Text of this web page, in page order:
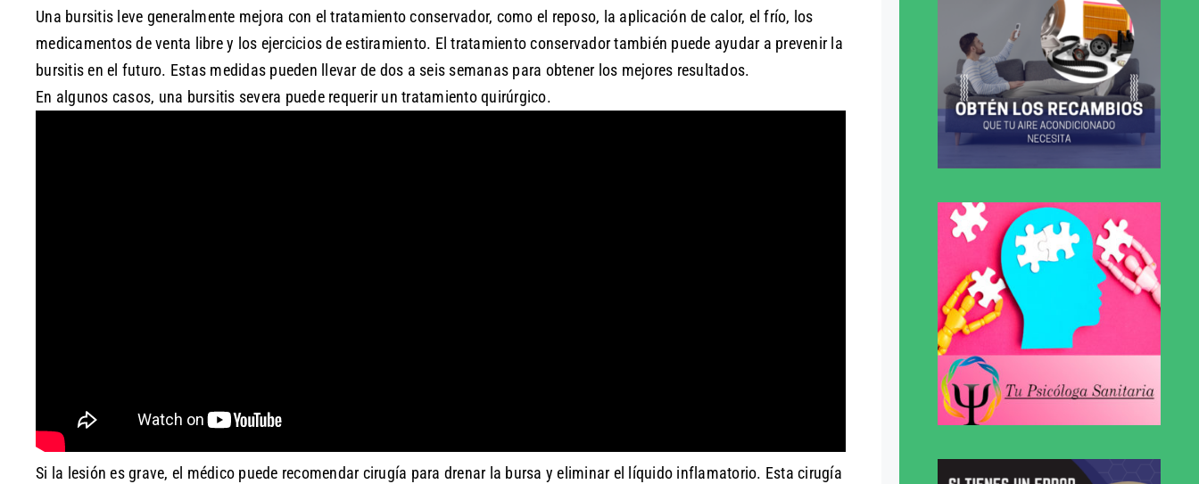
Una bursitis leve generalmente mejora con el tratamiento conservador, como el reposo, la aplicación de calor, el frío, los
medicamentos de venta libre y los ejercicios de estiramiento. El tratamiento conservador también puede ayudar a prevenir la
bursitis en el futuro. Estas medidas pueden llevar de dos a seis semanas para obtener los mejores resultados.
En algunos casos, una bursitis severa puede requerir un tratamiento quirúrgico.
Si la lesión es grave, el médico puede recomendar cirugía para drenar la bursa y eliminar el líquido inflamatorio. Esta cirugía